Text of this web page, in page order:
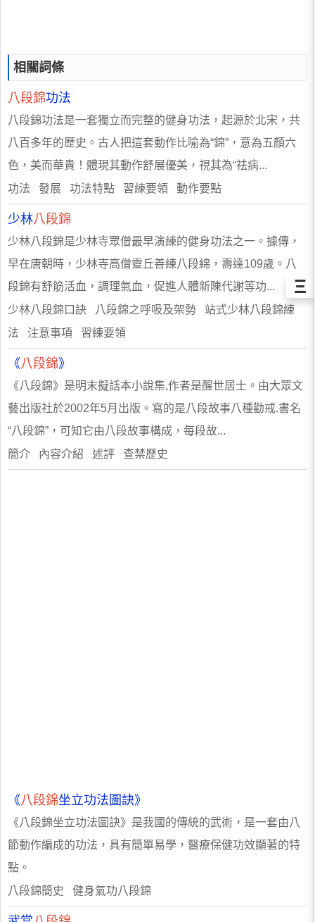
相關詞條
八段錦功法
八段錦功法是一套獨立而完整的健身功法，起源於北宋，共
八百多年的歷史。古人把這套動作比喻為“錦”，意為五顏六
色，美而華貴！體現其動作舒展優美，視其為“祛病...
功法 發展 功法特點 習練要領 動作要點
少林八段錦
少林八段錦是少林寺眾僧最早演練的健身功法之一。據傳，
早在唐朝時，少林寺高僧靈丘善練八段綿，壽達109歲。八
段錦有舒筋活血，調理氣血，促進人體新陳代謝等功...
少林八段錦口訣 八段錦之呼吸及架勢 站式少林八段錦練
法 注意事項 習練要領
《八段錦》
《八段錦》是明末擬話本小說集,作者是醒世居士。由大眾文
藝出版社於2002年5月出版。寫的是八段故事八種勸戒.書名
“八段錦”，可知它由八段故事構成，每段故...
簡介 內容介紹 述評 查禁歷史
《八段錦坐立功法圖訣》
《八段錦坐立功法圖訣》是我國的傳統的武術，是一套由八
節動作編成的功法，具有簡單易學，醫療保健功效顯著的特
點。
八段錦簡史 健身氣功八段錦
Ξ